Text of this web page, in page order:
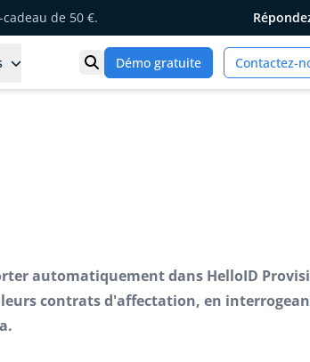
de 50 €.
Ouvrir la recherche
Démo gratuite Contactez-
automatiquement dans HelloID
leurs contrats d'affectation, en